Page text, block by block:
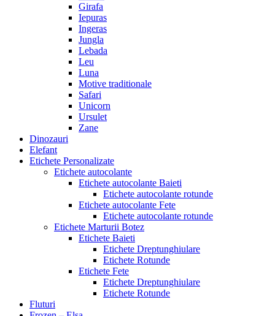
Girafa
Iepuras
Ingeras
Jungla
Lebada
Leu
Luna
Motive traditionale
Safari
Unicorn
Ursulet
Zane
Dinozauri
Elefant
Etichete Personalizate
Etichete autocolante
Etichete autocolante Baieti
Etichete autocolante rotunde
Etichete autocolante Fete
Etichete autocolante rotunde
Etichete Marturii Botez
Etichete Baieti
Etichete Dreptunghiulare
Etichete Rotunde
Etichete Fete
Etichete Dreptunghiulare
Etichete Rotunde
Fluturi